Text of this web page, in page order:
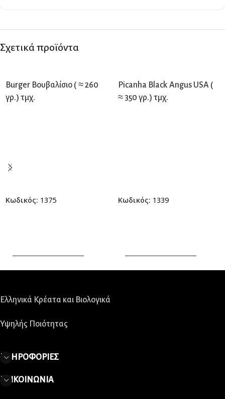
Σχετικά προϊόντα
Burger Βουβαλίσιο ( ≈ 260
γρ.) τμχ.
Κωδικός: 1375
Picanha Black Angus USA (
≈ 350 γρ.) τμχ.
Κωδικός: 1339
Ελληνικά Κρέατα και Βιολογικά
Υψηλής Ποιότητας
ΠΛΗΡΟΦΟΡΙΕΣ
ΕΠΙΚΟΙΝΩΝΙΑ